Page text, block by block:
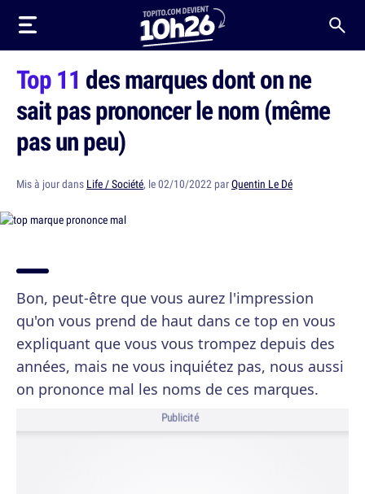
Top 11 des marques dont on ne
sait pas prononcer le nom (même
pas un peu)
Mis à jour dans Life / Société, le 02/10/2022 parQuentin Le Dé
Bon, peut-être que vous aurez l'impression
qu'on vous prend de haut dans ce top en vous
expliquant que vous vous trompez depuis des
années, mais ne vous inquiétez pas, nous aussi
on prononce mal les noms de ces marques.
Publicité